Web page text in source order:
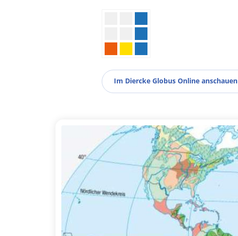
Im Diercke Globus Online anschauen